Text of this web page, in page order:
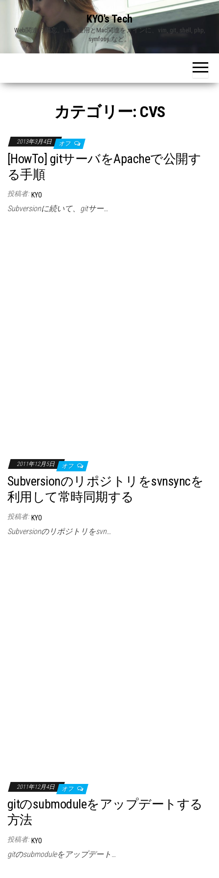
content
KYO's Tech
Web関連の備忘。Linux運用とMac関連をメインに、vim, git, shell, php,
symfony..など。
カテゴリー: CVS
2013年3月4日 オフ
[HowTo] gitサーバをApacheで公開す
る手順
投稿者: KYO
Subversionに続いて、gitサー…
2011年12月5日 オフ
Subversionのリポジトリをsvnsyncを
利用して常時同期する
投稿者: KYO
Subversionのリポジトリをsvn…
2011年12月4日 オフ
gitのsubmoduleをアップデートする
方法
投稿者: KYO
gitのsubmoduleをアップデート…